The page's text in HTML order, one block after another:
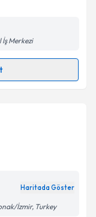
Aydınlatma
belirtilen
Merkezi
talebi
almanız için bir
Haritada Göster
İzmir, Turkey